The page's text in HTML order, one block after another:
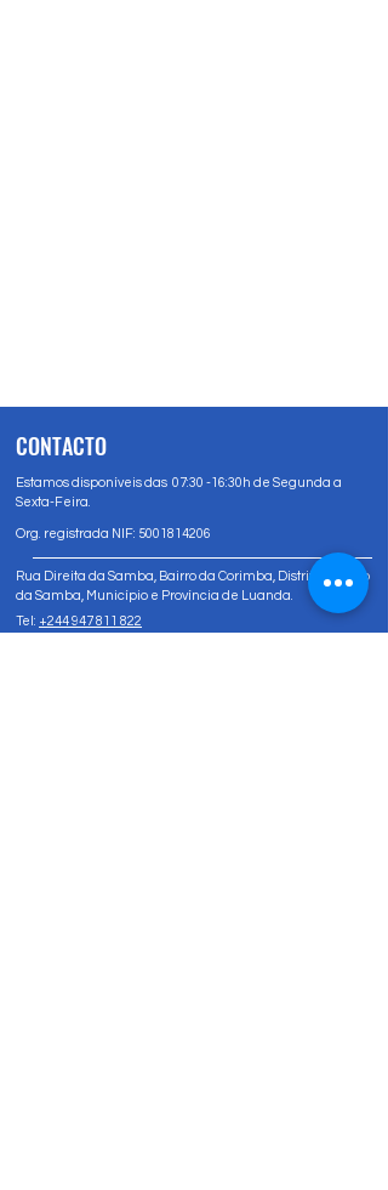
CONTACTO
Estamos disponíveis das 07:30 -16:30h de Segunda a
Sexta-Feira.
Org. registrada NIF: 5001814206
Rua Direita da Samba, Bairro da Corimba, Distrito Urbano
da Samba, Município e Província de Luanda.
Tel: +244 947 811 822